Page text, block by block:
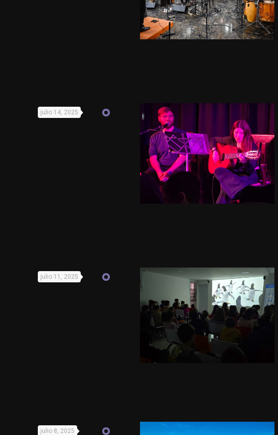
julio 14, 2025
julio 11, 2025
julio 8, 2025